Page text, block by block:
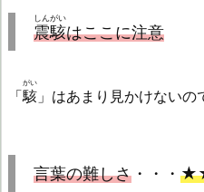
震駭
しんがい
はここに注意
「駭
がい
」はあまり見かけないの
言葉の難しさ ・・・